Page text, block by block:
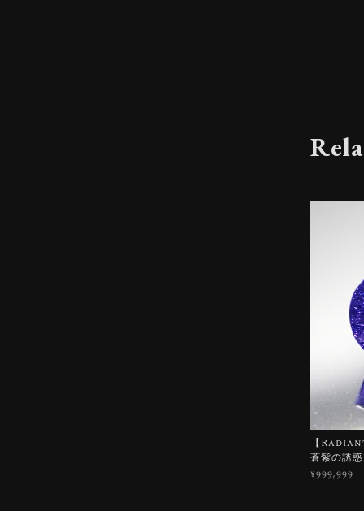
【
蒼紫の誘
¥999,999